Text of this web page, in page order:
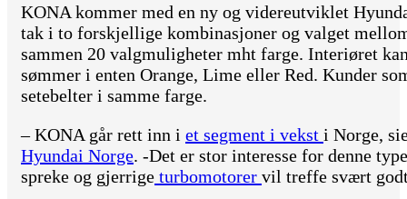
KONA kommer med en ny og videreutviklet
tak i to forskjellige kombinasjoner og valget
sammen 20 valgmuligheter mht farge. Interiøret
sømmer i enten Orange, Lime eller Red. Kunder
setebelter i samme farge.
– KONA går rett inn i et segment i vekst i Norge,
Hyundai Norge. -Det er stor interesse for denne
spreke og gjerrige turbomotorer vil treffe svært